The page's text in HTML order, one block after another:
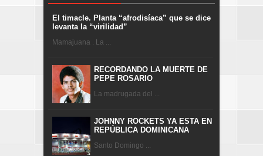
El timacle. Planta “afrodisíaca” que se dice
levanta la “virilidad”
Mamajuana . La ...
RECORDANDO LA MUERTE DE
PEPE ROSARIO
La madrugada del ...
JOHNNY ROCKETS YA ESTA EN
REPÚBLICA DOMINICANA
Santo Domingo ...